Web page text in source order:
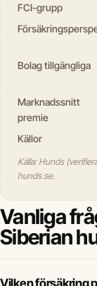
FCI-grupp
Bolag tillgängliga
Marknadssnitt
premie
Källor
Källa: Hunds
hunds.se.
Vanliga
Siberian